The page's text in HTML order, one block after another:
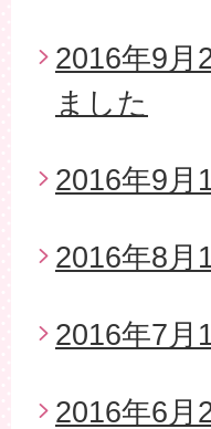
2016年9月
ました
2016年9月
2016年8月
2016年7月
2016年6月